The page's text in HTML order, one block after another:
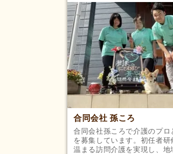
合同会社 孫ころ
合同会社孫ころで介護のプ
を募集しています。初任者
温まる訪問介護を実現し、